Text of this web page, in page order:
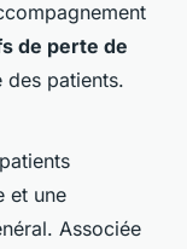
de perte de
des patients.
et une
Associée